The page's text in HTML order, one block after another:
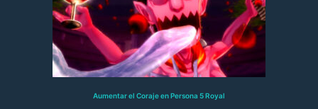
Aumentar el Coraje en Persona 5 Royal